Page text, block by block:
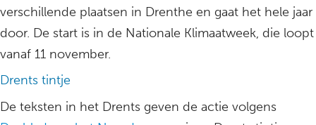
verschillende plaatsen in Drenthe en gaat het hele jaar
door. De start is in de Nationale Klimaatweek, die loopt
vanaf 11 november.
Drents tintje
De teksten in het Drents geven de actie volgens